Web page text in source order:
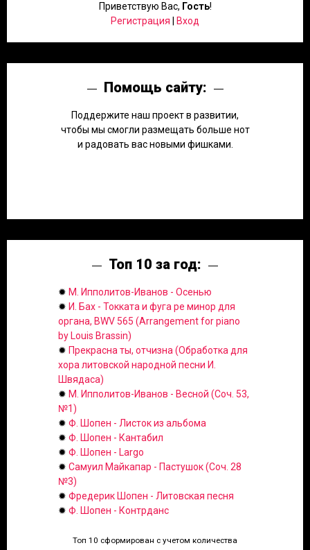
Приветствую Вас, Гость!
Регистрация
Вход
Помощь сайту:
Поддержите наш проект в развитии,
чтобы мы смогли размещать больше нот
и радовать вас новыми фишками.
Топ 10 за год:
✹ М. Ипполитов-Иванов - Осенью
✹ И. Бах - Токката и фуга ре минор для
органа, BWV 565 (Arrangement for piano
by Louis Brassin)
✹ Прекрасна ты, отчизна (Обработка для
хора литовской народной песни И.
Швядаса)
✹ М. Ипполитов-Иванов - Весной (Соч. 53,
№1)
✹ Ф. Шопен - Листок из альбома
✹ Ф. Шопен - Кантабил
✹ Ф. Шопен - Largo
✹ Самуил Майкапар - Пастушок (Соч. 28
№3)
✹ Фредерик Шопен - Литовская песня
✹ Ф. Шопен - Контрданс
Топ 10 сформирован с учетом количества